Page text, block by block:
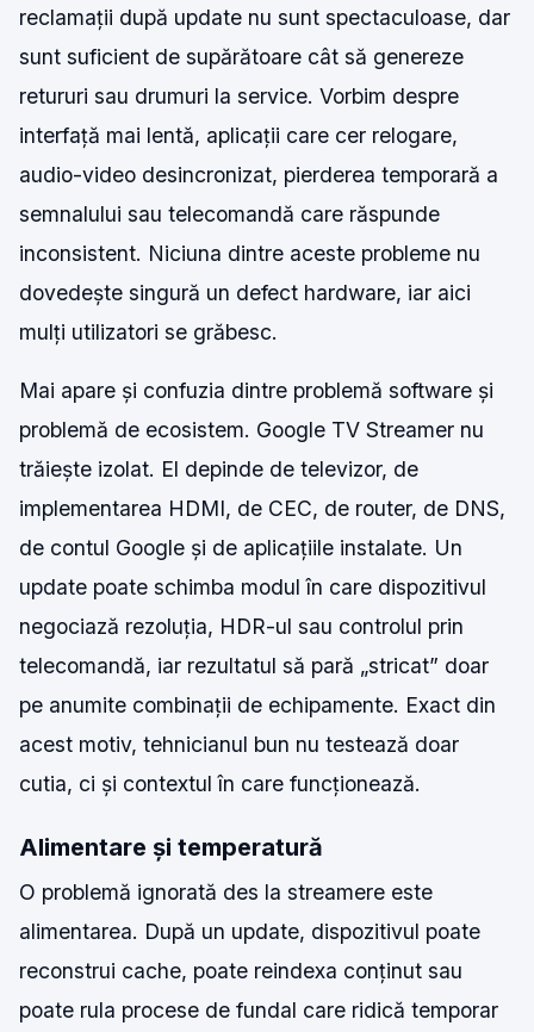
reclamații după update nu sunt spectaculoase, dar
sunt suficient de supărătoare cât să genereze
retururi sau drumuri la service. Vorbim despre
interfață mai lentă, aplicații care cer relogare,
audio-video desincronizat, pierderea temporară a
semnalului sau telecomandă care răspunde
inconsistent. Niciuna dintre aceste probleme nu
dovedește singură un defect hardware, iar aici
mulți utilizatori se grăbesc.
Mai apare și confuzia dintre problemă software și
problemă de ecosistem. Google TV Streamer nu
trăiește izolat. El depinde de televizor, de
implementarea HDMI, de CEC, de router, de DNS,
de contul Google și de aplicațiile instalate. Un
update poate schimba modul în care dispozitivul
negociază rezoluția, HDR-ul sau controlul prin
telecomandă, iar rezultatul să pară „stricat” doar
pe anumite combinații de echipamente. Exact din
acest motiv, tehnicianul bun nu testează doar
cutia, ci și contextul în care funcționează.
Alimentare și temperatură
O problemă ignorată des la streamere este
alimentarea. După un update, dispozitivul poate
reconstrui cache, poate reindexa conținut sau
poate rula procese de fundal care ridică temporar